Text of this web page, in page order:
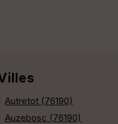
Autretot (76190)
Auzebosc (76190)